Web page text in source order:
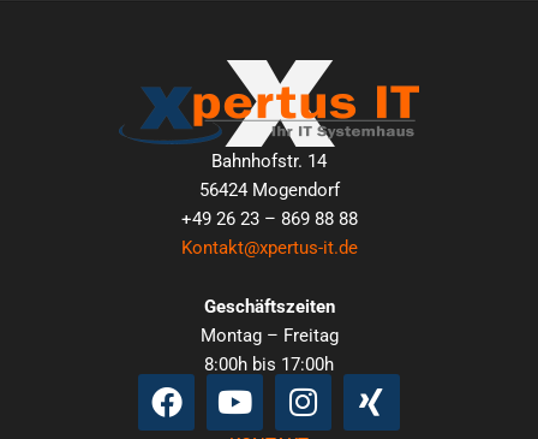
Bahnhofstr. 14
56424 Mogendorf
+49 26 23 – 869 88 88
Kontakt@xpertus-it.de
Geschäftszeiten
Montag – Freitag
8:00h bis 17:00h
Facebook
YoutubeInstagram
Xing